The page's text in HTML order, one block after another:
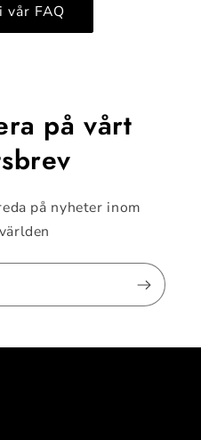
vår FAQ
på vårt
på nyheter inom